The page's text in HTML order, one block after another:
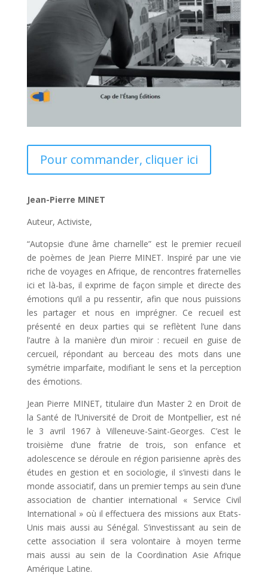
Pour commander, cliquer ici
Jean-Pierre MINET
Auteur, Activiste,
“Autopsie d’une âme charnelle” est le premier recueil
de poèmes de Jean Pierre MINET. Inspiré par une vie
riche de voyages en Afrique, de rencontres fraternelles
ici et là-bas, il exprime de façon simple et directe des
émotions qu’il a pu ressentir, afin que nous puissions
les partager et nous en imprégner. Ce recueil est
présenté en deux parties qui se reflètent l’une dans
l’autre à la manière d’un miroir : recueil en guise de
cercueil, répondant au berceau des mots dans une
symétrie imparfaite, modifiant le sens et la perception
des émotions.
Jean Pierre MINET, titulaire d’un Master 2 en Droit de
la Santé de l’Université de Droit de Montpellier, est né
le 3 avril 1967 à Villeneuve-Saint-Georges. C’est le
troisième d’une fratrie de trois, son enfance et
adolescence se déroule en région parisienne après des
études en gestion et en sociologie, il s’investi dans le
monde associatif, dans un premier temps au sein d’une
association de chantier international « Service Civil
International » où il effectuera des missions aux Etats-
Unis mais aussi au Sénégal. S’investissant au sein de
cette association il sera volontaire à moyen terme
mais aussi au sein de la Coordination Asie Afrique
Amérique Latine.